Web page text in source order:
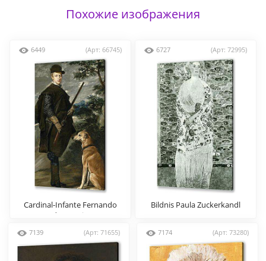
Похожие изображения
6449 (Арт: 66745)
Cardinal-Infante Fernando
de Austria
6727 (Арт: 72995)
Bildnis Paula Zuckerkandl
7139 (Арт: 71655) 7174 (Арт: 73280)